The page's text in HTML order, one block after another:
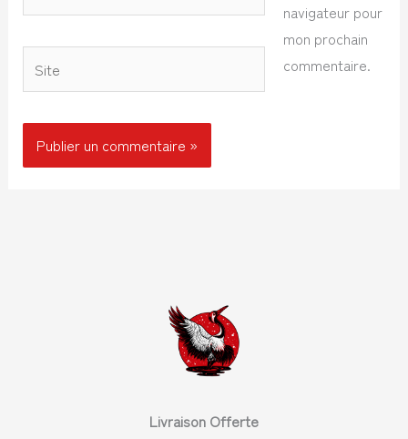
navigateur pour
mon prochain
commentaire.
Livraison Offerte